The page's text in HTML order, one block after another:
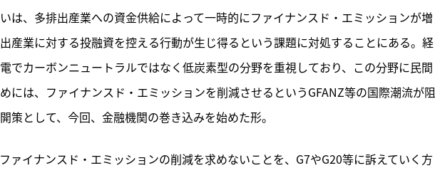
は、多排出産業への資金供給によって一時的にファイナンスド・エミッションが増
産業に対する投融資を控える行動が生じ得るという課題に対処することにある。経
でカーボンニュートラルではなく低炭素型の分野を重視しており、この分野に民間
には、ファイナンスド・エミッションを削減させるというGFANZ等の国際潮流が阻
策として、今回、金融機関の巻き込みを始めた形。
ァイナンスド・エミッションの削減を求めないことを、G7やG20等に訴えていく方